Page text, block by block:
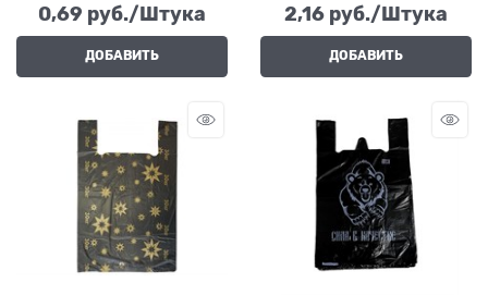
0,69 руб./Штука
ДОБАВИТЬ
2,16 руб./Штука
ДОБАВИТЬ